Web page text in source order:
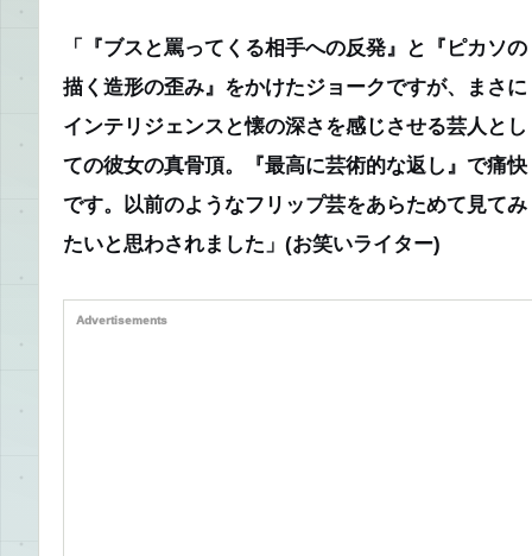
「『ブスと罵ってくる相手への反発』と『ピカソの
描く造形の歪み』をかけたジョークですが、まさに
インテリジェンスと懐の深さを感じさせる芸人とし
ての彼女の真骨頂。『最高に芸術的な返し』で痛快
です。以前のようなフリップ芸をあらためて見てみ
たいと思わされました」 (お笑いライター)
Advertisements